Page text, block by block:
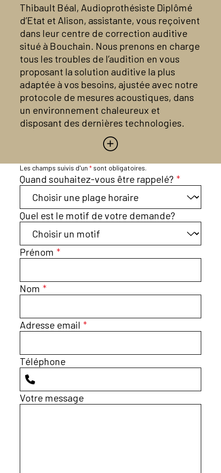
Thibault Béal, Audioprothésiste Diplômé
d’Etat et Alison, assistante, vous reçoivent
dans leur centre de correction auditive
situé à Bouchain. Nous prenons en charge
tous les troubles de l’audition en vous
proposant la solution auditive la plus
adaptée à vos besoins, ajustée avec notre
protocole de mesures acoustiques, dans
un environnement chaleureux et
disposant des dernières technologies.
Nous proposons des essais satisfaction
d’aides auditives personnalisées durant un
mois sans engagement (sur prescription
médicale) et offrons la possibilité de
tester les accessoires d’écoute dans un
espace dédié. N’hésitez pas à nous
contacter pour un bilan auditif gratuit !
Parking facile et gratuit face au centre.
Les champs suivis d'un * sont obligatoires.
Quand souhaitez-vous être rappelé? *
Quel est le motif de votre demande?
Prénom *
Nom *
Adresse email *
Téléphone
Votre message